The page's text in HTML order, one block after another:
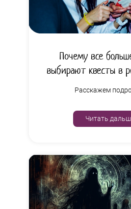
Почему все
выбирают квесты в
Расскажем
Читать